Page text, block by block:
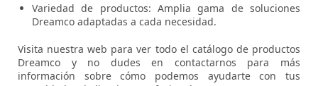
Variedad de productos: Amplia gama de soluciones
Dreamco adaptadas a cada necesidad.
Visita nuestra web para ver todo el catálogo de productos
Dreamco y no dudes en contactarnos para más
información sobre cómo podemos ayudarte con tus